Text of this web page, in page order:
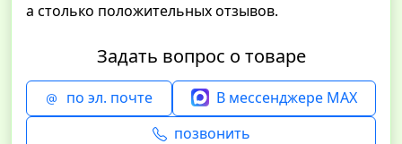
а столько положительных отзывов.
Задать вопрос о товаре
по эл. почте
В мессенджере MAX
позвонить